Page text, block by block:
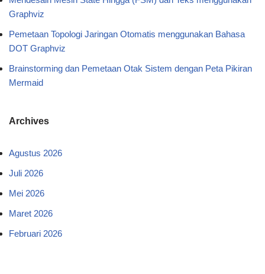
Graphviz
Pemetaan Topologi Jaringan Otomatis menggunakan Bahasa
DOT Graphviz
Brainstorming dan Pemetaan Otak Sistem dengan Peta Pikiran
Mermaid
Archives
Agustus 2026
Juli 2026
Mei 2026
Maret 2026
Februari 2026